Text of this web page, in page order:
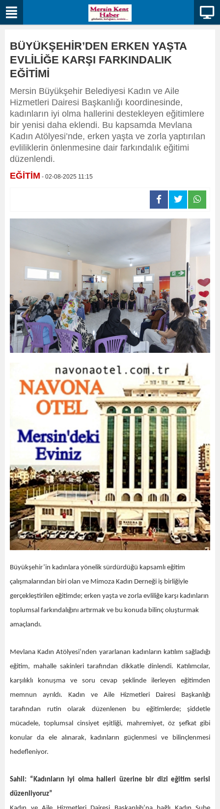
BÜYÜKŞEHİR’DEN ERKEN YAŞTA
EVLİLİĞE KARŞI FARKINDALIK
EĞİTİMİ
Mersin Büyükşehir Belediyesi Kadın ve Aile
Hizmetleri Dairesi Başkanlığı koordinesinde,
kadınların iyi olma hallerini destekleyen eğitimlere
bir yenisi daha eklendi. Bu kapsamda Mevlana
Kadın Atölyesi’nde, erken yaşta ve zorla yaptırılan
evliliklerin önlenmesine dair farkındalık eğitimi
düzenlendi.
EĞİTİM - 02-08-2025 11:15
Büyükşehir’in kadınlara yönelik sürdürdüğü kapsamlı eğitim
çalışmalarından biri olan ve Mimoza Kadın Derneği iş birliğiyle
gerçekleştirilen eğitimde; erken yaşta ve zorla evliliğe karşı kadınların
toplumsal farkındalığını artırmak ve bu konuda bilinç oluşturmak
amaçlandı.
Mevlana Kadın Atölyesi’nden yararlanan kadınların katılım sağladığı
eğitim, mahalle sakinleri tarafından dikkatle dinlendi. Katılımcılar,
karşılıklı konuşma ve soru cevap şeklinde ilerleyen eğitimden
memnun ayrıldı. Kadın ve Aile Hizmetleri Dairesi Başkanlığı
tarafından rutin olarak düzenlenen bu eğitimlerde; şiddetle
mücadele, toplumsal cinsiyet eşitliği, mahremiyet, öz şefkat gibi
konular da ele alınarak, kadınların güçlenmesi ve bilinçlenmesi
hedefleniyor.
Sahil: “Kadınların iyi olma halleri üzerine bir dizi eğitim serisi
düzenliyoruz”